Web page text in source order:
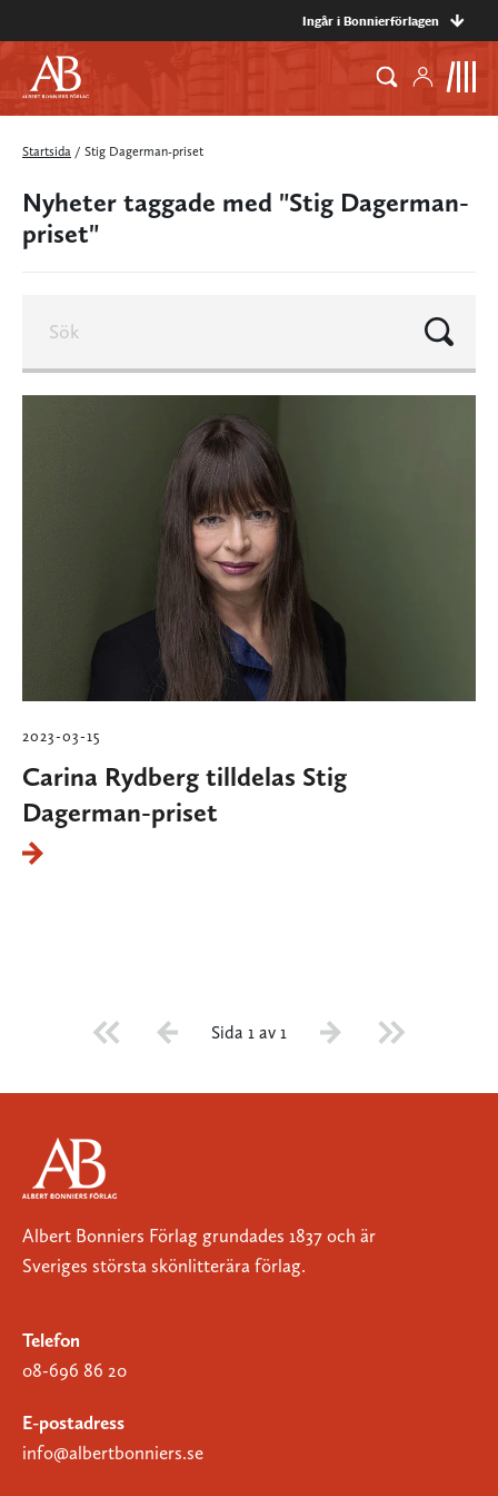
Ingår i Bonnierförlagen
Startsida / Stig Dagerman-priset
Nyheter taggade med "Stig Dagerman-
priset"
2023-03-15
Carina Rydberg tilldelas Stig
Dagerman-priset
Sida 1 av 1
Albert Bonniers Förlag grundades 1837 och är
Sveriges största skönlitterära förlag.
Telefon
08-696 86 20
E-postadress
info@albertbonniers.se